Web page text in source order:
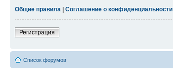
Общие правила
Соглашение о конфиденциальности
Регистрация
Список форумов